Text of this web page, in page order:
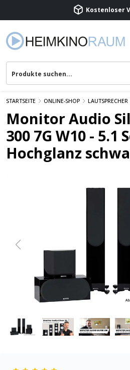
Beratung &
STARTSEITE ONLINE-SHOP LAUTSPRECHER
Monitor Audio
300 7G W10 - 5.1
Hochglanz